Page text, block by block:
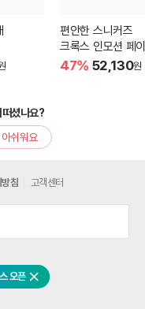
편안한 스니커즈
크록스 인모션 페
47% 52,130원
셨나요?
아쉬워요
오픈 닫기
침 고객센터